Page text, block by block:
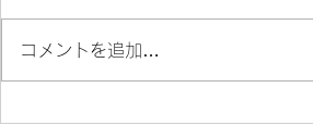
コメントを追加…